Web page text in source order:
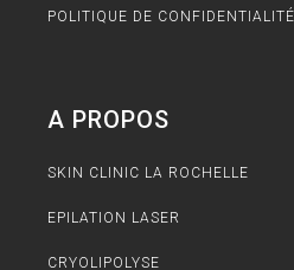
POLITIQUE DE CONFIDENTIALITÉ
A PROPOS
SKIN CLINIC LA ROCHELLE
EPILATION LASER
CRYOLIPOLYSE